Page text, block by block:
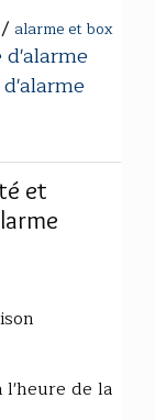
alarme et box
d'alarme
et
l'heure de la